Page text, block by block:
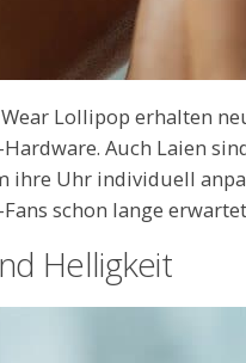
Lollipop erhalten
Auch Laien
ihre Uhr individuell
schon lange
Helligkeit